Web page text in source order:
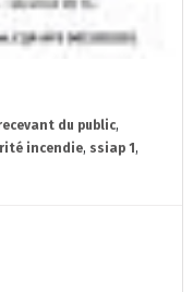
du public,
incendie, ssiap 1 ,